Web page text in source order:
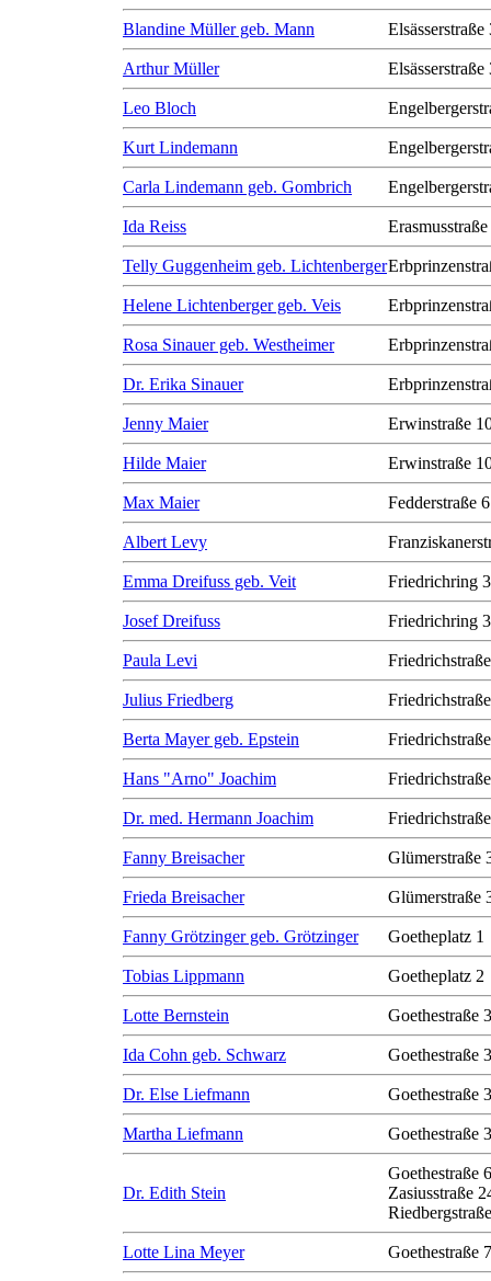
Blandine Müller geb. Mann Elsässerstraße
Arthur Müller Elsässerstraße
Leo Bloch
Kurt Lindemann
Carla Lindemann geb. Gombrich
Ida Reiss
Telly Guggenheim geb. Lichtenberger
Helene Lichtenberger geb. Veis
Rosa Sinauer geb. Westheimer
Dr. Erika Sinauer
Jenny Maier Erwinstraße
Hilde Maier Erwinstraße
Max Maier Fedderstraße 6
Albert Levy
Emma Dreifuss geb. Veit Friedrichring
Josef Dreifuss Friedrichring
Paula Levi
Julius Friedberg
Berta Mayer geb. Epstein
Hans "Arno" Joachim
Dr. med. Hermann Joachim
Fanny Breisacher Glümerstraße
Frieda Breisacher Glümerstraße
Fanny Grötzinger geb. Grötzinger Goetheplatz 1
Tobias Lippmann Goetheplatz 2
Lotte Bernstein Goethestraße 3
Ida Cohn geb. Schwarz Goethestraße 3
Dr. Else Liefmann Goethestraße
Martha Liefmann Goethestraße
Dr. Edith Stein
Goethestraße
Zasiusstraße
Lotte Lina Meyer Goethestraße